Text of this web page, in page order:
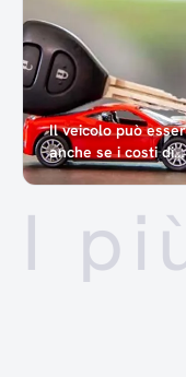
I
Il veicolo può
anche se i costi di
riparazione